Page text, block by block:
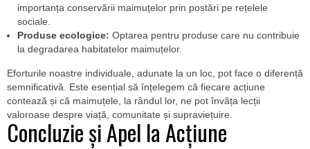
importanța conservării maimuțelor prin postări pe rețelele
sociale.
Produse ecologice: Optarea pentru produse care nu contribuie
la degradarea habitatelor maimuțelor.
Eforturile noastre individuale, adunate la un loc, pot face o diferență
semnificativă. Este esențial să înțelegem că fiecare acțiune
contează și că maimuțele, la rândul lor, ne pot învăța lecții
valoroase despre viață, comunitate și supraviețuire.
Concluzie și Apel la Acțiune